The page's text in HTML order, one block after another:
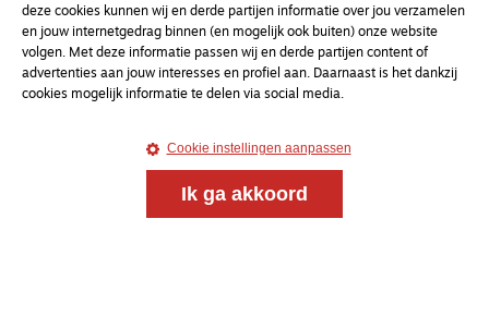
Meld je aan voor onze gratis
nieuwsbrief
uw e-mailadres
deze cookies kunnen wij en derde partijen informatie over jou verzamelen
en jouw internetgedrag binnen (en mogelijk ook buiten) onze website
volgen. Met deze informatie passen wij en derde partijen content of
advertenties aan jouw interesses en profiel aan. Daarnaast is het dankzij
cookies mogelijk informatie te delen via social media.
Cookie instellingen aanpassen
Ik ga akkoord